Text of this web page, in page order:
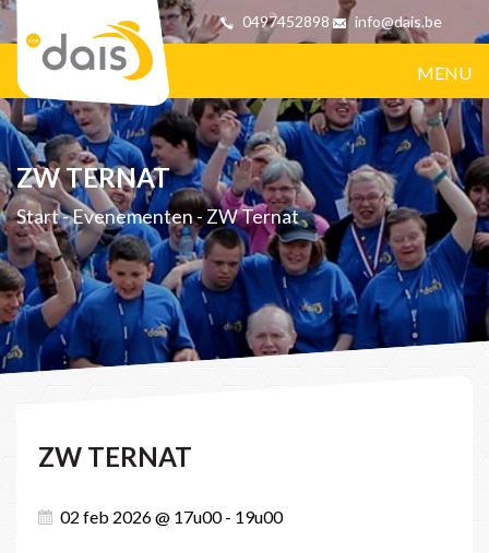
0497452898 info@dais.be
MENU
ZW TERNAT
Start-Evenementen-ZW Ternat
ZW TERNAT
02 feb 2026 @ 17u00 - 19u00